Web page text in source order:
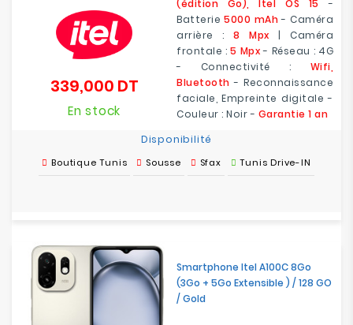
(édition Go), Itel OS 15
-
Batterie5000 mAh- Caméra
arrière : 8 Mpx | Caméra
frontale :5 Mpx- Réseau : 4G
- Connectivité : Wifi,
Bluetooth - Reconnaissance
faciale, Empreinte digitale -
Couleur : Noir - Garantie 1 an
339,000 DTPrix
En stock
Disponibilité
Boutique Tunis Sousse Sfax Tunis Drive-IN
Smartphone Itel A100C 8Go
(3Go + 5Go Extensible ) / 128 GO
/ Gold